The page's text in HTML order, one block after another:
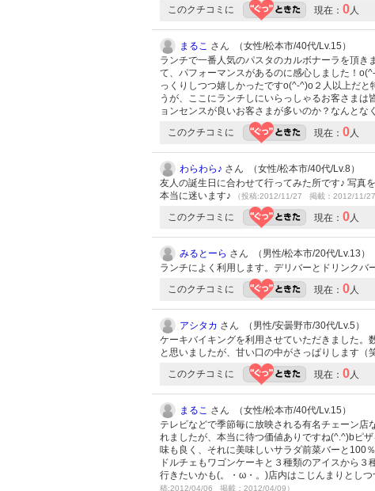
このクチコミに 現在： 0人
まるこ さん （女性/松本市/40代/Lv.15）
ランチで一番人気のパスタのカルボナーラを頂
て、パフォーマンスがあるのに感心しました！
っくりしつつ嬉しかったですo(^-^)o２人以上だ
うが、ここにランチしにいらっしゃるお客さま
ョンセンスが良いお客さまが多いのか？なんとな
このクチコミに 現在： 0人
わらわら♪ さん （女性/松本市/40代/Lv.8）
友人の誕生日に合わせて行ってみた所です♪ 写真
本当に迷います♪
（投稿:2012/11/27 掲載：2012/11/27
このクチコミに 現在： 0人
みるとーら さん （男性/松本市/20代/Lv.13）
ランチによく利用します。デリバーとドリンクバ
このクチコミに 現在： 0人
アシタカ さん （男性/安曇野市/30代/Lv.5）
ケーキバイキングを利用させていただきました。
と思いましたが、甘い口の中がさっぱりします
このクチコミに 現在： 0人
まるこ さん （女性/松本市/40代/Lv.15）
テレビなどで季節毎に放映される有名チェーン
れましたが、本当に待つ価値ありですね(^.^)bピ
味も良く、それに美味しいサラダ前菜バーと100
ドルチェもワゴンケーキと３種類のアイスから
行きたいかも(。・ω・。)店内はこじんまりとし
稿:2012/04/06 掲載：2012/04/09）